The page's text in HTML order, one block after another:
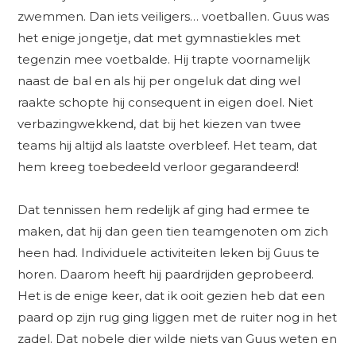
zwemmen. Dan iets veiligers… voetballen. Guus was
het enige jongetje, dat met gymnastiekles met
tegenzin mee voetbalde. Hij trapte voornamelijk
naast de bal en als hij per ongeluk dat ding wel
raakte schopte hij consequent in eigen doel. Niet
verbazingwekkend, dat bij het kiezen van twee
teams hij altijd als laatste overbleef. Het team, dat
hem kreeg toebedeeld verloor gegarandeerd!
Dat tennissen hem redelijk af ging had ermee te
maken, dat hij dan geen tien teamgenoten om zich
heen had. Individuele activiteiten leken bij Guus te
horen. Daarom heeft hij paardrijden geprobeerd.
Het is de enige keer, dat ik ooit gezien heb dat een
paard op zijn rug ging liggen met de ruiter nog in het
zadel. Dat nobele dier wilde niets van Guus weten en